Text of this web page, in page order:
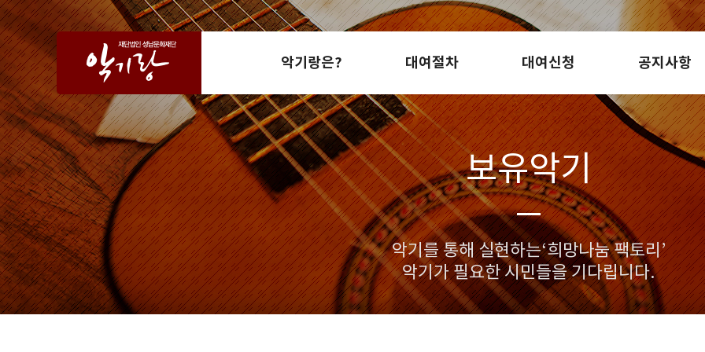
악기랑은? 대여절차 대여신청 공지사항
보유악기
악기를 통해 실현하는‘희망나눔 팩토리’
악기가 필요한 시민들을 기다립니다.